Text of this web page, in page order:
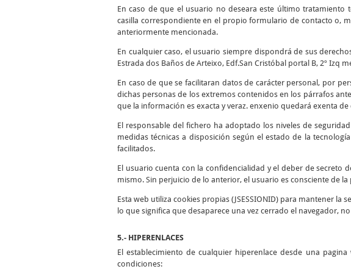
En caso de que el usuario no deseara este último
casilla correspondiente en el propio formulario de contacto o,
anteriormente mencionada.
En cualquier caso, el usuario siempre dispondrá de sus
Estrada dos Baños de Arteixo, Edf.San Cristóbal portal B, 2º Izq
En caso de que se facilitaran datos de carácter personal, por
dichas personas de los extremos contenidos en los párrafos
que la información es exacta y veraz. enxenio quedará exenta
El responsable del fichero ha adoptado los niveles de
medidas técnicas a disposición según el estado de la
facilitados.
El usuario cuenta con la confidencialidad y el deber de
mismo. Sin perjuicio de lo anterior, el usuario es consciente de
Esta web utiliza cookies propias (JSESSIONID) para mantener
lo que significa que desaparece una vez cerrado el navegador,
5.- HIPERENLACES
El establecimiento de cualquier hiperenlace desde una
condiciones: